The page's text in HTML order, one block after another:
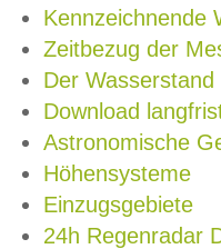
Kennzeichnende
Zeitbezug der
Der Wasserstand
Download
Astronomische
Höhensysteme
Einzugsgebiete
24h Regenradar